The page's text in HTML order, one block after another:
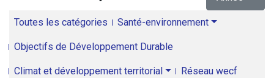
Toutes les catégories Santé-environnement
Objectifs de Développement Durable
Climat et développement territorial Réseau wecf